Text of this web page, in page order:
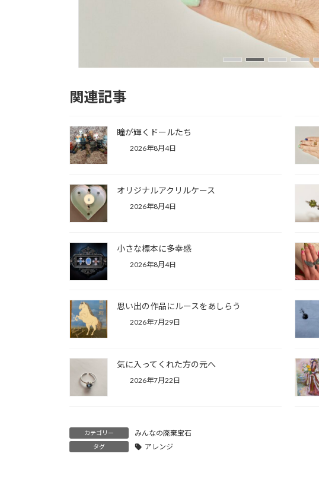
関連記事
瞳が輝くドールたち
2026年8月4日
オリジナルアクリルケース
2026年8月4日
小さな標本に多幸感
2026年8月4日
思い出の作品にルースをあしらう
2026年7月29日
気に入ってくれた方の元へ
2026年7月22日
カテゴリー みんなの廃棄宝石
タグ アレンジ